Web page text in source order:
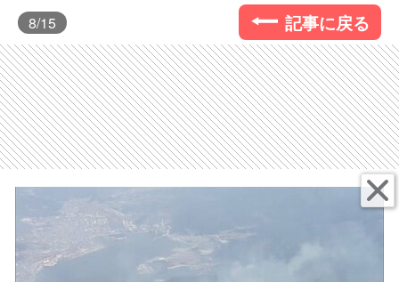
8/15 記事に戻る